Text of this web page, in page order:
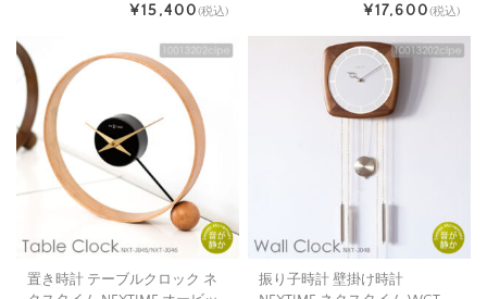
¥15,400(税込) ¥17,600(税込)
置き時計 テーブルクロック ネ
振り子時計 壁掛け時計